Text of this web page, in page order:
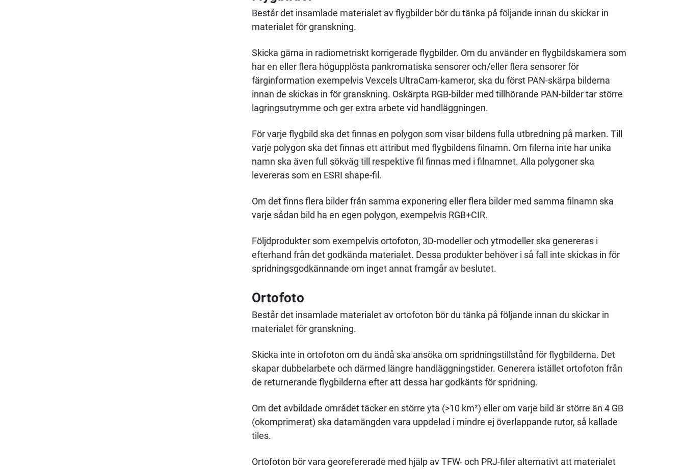
Består det insamlade materialet av flygbilder bör du tänka på följande innan du skickar in
materialet för granskning.
Skicka gärna in radiometriskt korrigerade flygbilder. Om du använder en flygbildskamera som
har en eller flera högupplösta pankromatiska sensorer och/eller flera sensorer för
färginformation exempelvis Vexcels UltraCam-kameror, ska du först PAN-skärpa bilderna
innan de skickas in för granskning. Oskärpta RGB-bilder med tillhörande PAN-bilder tar större
lagringsutrymme och ger extra arbete vid handläggningen.
För varje flygbild ska det finnas en polygon som visar bildens fulla utbredning på marken. Till
varje polygon ska det finnas ett attribut med flygbildens filnamn. Om filerna inte har unika
namn ska även full sökväg till respektive fil finnas med i filnamnet. Alla polygoner ska
levereras som en ESRI shape-fil.
Om det finns flera bilder från samma exponering eller flera bilder med samma filnamn ska
varje sådan bild ha en egen polygon, exempelvis RGB+CIR.
Följdprodukter som exempelvis ortofoton, 3D-modeller och ytmodeller ska genereras i
efterhand från det godkända materialet. Dessa produkter behöver i så fall inte skickas in för
spridningsgodkännande om inget annat framgår av beslutet.
Ortofoto
Består det insamlade materialet av ortofoton bör du tänka på följande innan du skickar in
materialet för granskning.
Skicka inte in ortofoton om du ändå ska ansöka om spridningstillstånd för flygbilderna. Det
skapar dubbelarbete och därmed längre handläggningstider. Generera istället ortofoton från
de returnerande flygbilderna efter att dessa har godkänts för spridning.
Om det avbildade området täcker en större yta (>10 km²) eller om varje bild är större än 4 GB
(okomprimerat) ska datamängden vara uppdelad i mindre ej överlappande rutor, så kallade
tiles.
Ortofoton bör vara georefererade med hjälp av TFW- och PRJ-filer alternativt att materialet